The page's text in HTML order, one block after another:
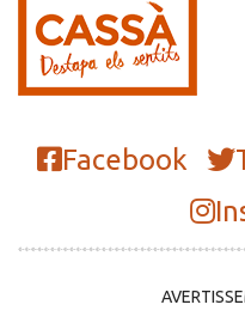
Facebook